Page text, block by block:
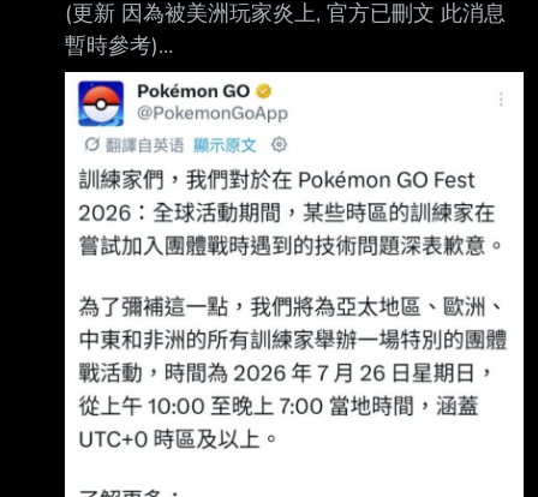
(更新 因為被美洲玩家炎上, 官方已刪文 此消息
暫時參考)
https://www.facebook.com/share/p/1CBM9q3i
wK/ https://i.mopix.cc/u83P99.jpg Pokemon GO
27 分鐘 뜊 Trainers, we apologize for the
technical issue that Trainers in certain time
zones experienced when attempting to join
Raid Battles